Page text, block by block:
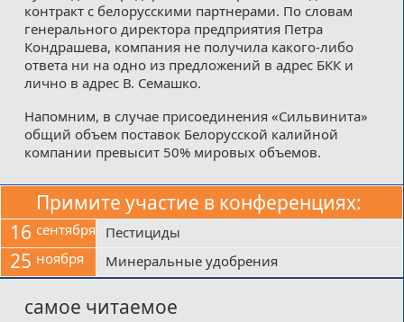
контракт с белорусскими партнерами. По словам
генерального директора предприятия Петра
Кондрашева, компания не получила какого-либо
ответа ни на одно из предложений в адрес БКК и
лично в адрес В. Семашко.
Напомним, в случае присоединения «Сильвинита»
общий объем поставок Белорусской калийной
компании превысит 50% мировых объемов.
Примите участие в конференциях:
16 сентября Пестициды
25 ноября Минеральные удобрения
самое читаемое